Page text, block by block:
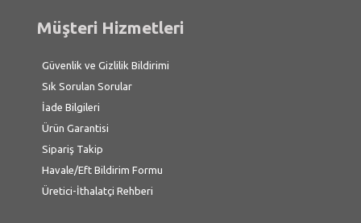
Müşteri Hizmetleri
Güvenlik ve Gizlilik Bildirimi
Sık Sorulan Sorular
İade Bilgileri
Ürün Garantisi
Sipariş Takip
Havale/Eft Bildirim Formu
Üretici-İthalatçi Rehberi